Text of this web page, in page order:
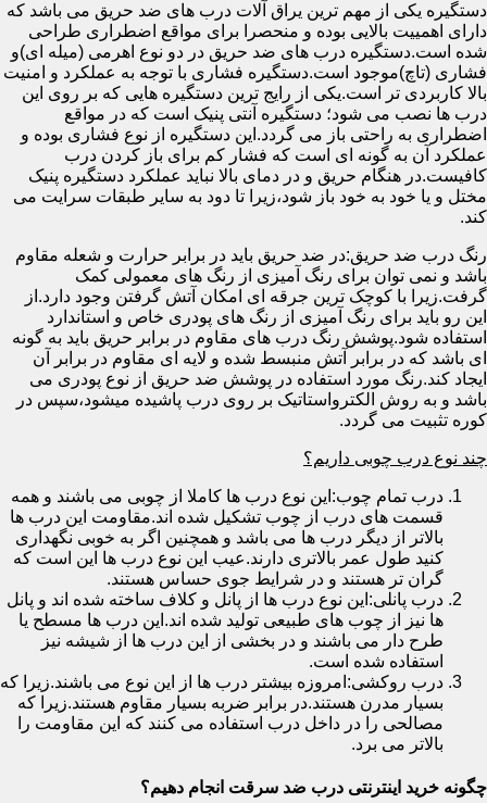
دستگیره یکی از مهم ترین یراق آلات درب های ضد حریق می باشد که
دارای اهمییت بالایی بوده و منحصرا برای مواقع اضطراری طراحی
شده است.دستگیره درب های ضد حریق در دو نوع اهرمی (میله ای)و
فشاری (تاچ)موجود است.دستگیره فشاری با توجه به عملکرد و امنیت
بالا کاربردی تر است.یکی از رایج ترین دستگیره هایی که بر روی این
درب ها نصب می شود؛ دستگیره آنتی پنیک است که در مواقع
اضطراری به راحتی باز می گردد.این دستگیره از نوع فشاری بوده و
عملکرد آن به گونه ای است که فشار کم برای باز کردن درب
کافیست.در هنگام حریق و در دمای بالا نباید عملکرد دستگیره پنیک
مختل و یا خود به خود باز شود،زیرا تا دود به سایر طبقات سرایت می
کند.
رنگ درب ضد حریق:در ضد حریق باید در برابر حرارت و شعله مقاوم
باشد و نمی توان برای رنگ آمیزی از رنگ های معمولی کمک
گرفت.زیرا با کوچک ترین جرقه ای امکان آتش گرفتن وجود دارد.از
این رو باید برای رنگ آمیزی از رنگ های پودری خاص و استاندارد
استفاده شود.پوشش رنگ درب های مقاوم در برابر حریق باید به گونه
ای باشد که در برابر آتش منبسط شده و لایه ای مقاوم در برابر آن
ایجاد کند.رنگ مورد استفاده در پوشش ضد حریق از نوع پودری می
باشد و به روش الکترواستاتیک بر روی درب پاشیده میشود،سپس در
کوره تثبیت می گردد.
چند نوع درب چوبی داریم؟
درب تمام چوب:این نوع درب ها کاملا از چوبی می باشند و همه
قسمت های درب از چوب تشکیل شده اند.مقاومت این درب ها
بالاتر از دیگر درب ها می باشد و همچنین اگر به خوبی نگهداری
کنید طول عمر بالاتری دارند.عیب این نوع درب ها این است که
گران تر هستند و در شرایط جوی حساس هستند.
درب پانلی:این نوع درب ها از پانل و کلاف ساخته شده اند و پانل
ها نیز از چوب های طبیعی تولید شده اند.این درب ها مسطح یا
طرح دار می باشند و در بخشی از این درب ها از شیشه نیز
استفاده شده است.
درب روکشی:امروزه بیشتر درب ها از این نوع می باشند.زیرا که
بسیار مدرن هستند.در برابر ضربه بسیار مقاوم هستند.زیرا که
مصالحی را در داخل درب استفاده می کنند که این مقاومت را
بالاتر می برد.
چگونه خرید اینترنتی درب ضد سرقت انجام دهیم؟